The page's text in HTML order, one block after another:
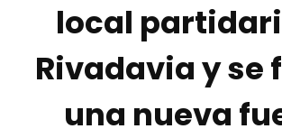
local
Rivadavia y se
una nueva